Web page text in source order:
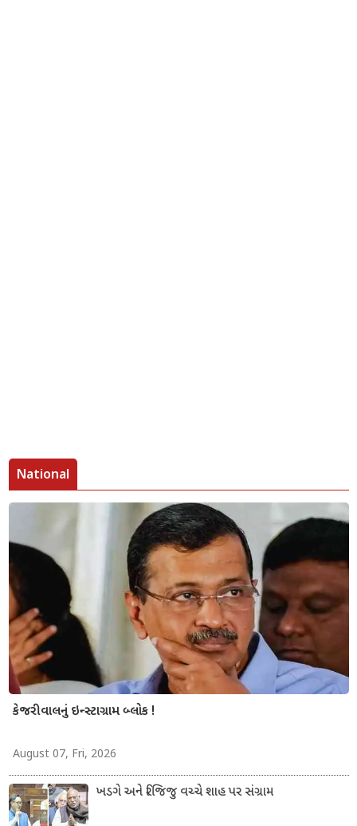
National
કેજરીવાલનું ઇન્સ્ટાગ્રામ બ્લોક !
August 07, Fri, 2026
ખડગે અને રિજિજુ વચ્ચે શાહ પર સંગ્રામ